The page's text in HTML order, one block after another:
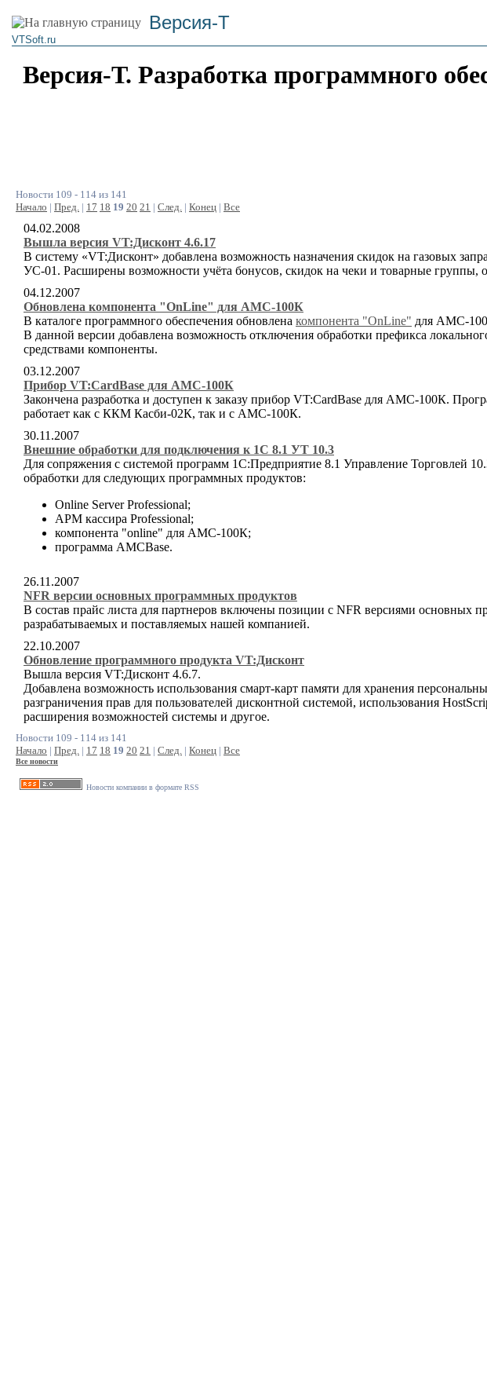
Версия-Т
VTSoft.ru
Версия-Т. Разработка программного
Новости 109 - 114 из 141
Начало | Пред. | 17 18 19 20 21 | След. | Конец | Все
04.02.2008
Вышла версия VT:Дисконт 4.6.17
В систему «VT:Дисконт» добавлена возможность назначения скидок на газовых
УС-01. Расширены возможности учёта бонусов, скидок на чеки и товарные группы,
04.12.2007
Обновлена компонента "OnLine" для АМС-100К
В каталоге программного обеспечения обновлена компонента "OnLine" для АМС-
В данной версии добавлена возможность отключения обработки префикса
средствами компоненты.
03.12.2007
Прибор VT:CardBase для АМС-100К
Закончена разработка и доступен к заказу прибор VT:CardBase для АМС-100К.
работает как с ККМ Касби-02К, так и с АМС-100К.
30.11.2007
Внешние обработки для подключения к 1С 8.1 УТ 10.3
Для сопряжения с системой программ 1С:Предприятие 8.1 Управление Торговлей
обработки для следующих программных продуктов:
Online Server Professional;
АРМ кассира Professional;
компонента "online" для АМС-100К;
программа AMCBase.
26.11.2007
NFR версии основных программных продуктов
В состав прайс листа для партнеров включены позиции с NFR версиями основных
разрабатываемых и поставляемых нашей компанией.
22.10.2007
Обновление программного продукта VT:Дисконт
Вышла версия VT:Дисконт 4.6.7.
Добавлена возможность использования смарт-карт памяти для хранения
разграничения прав для пользователей дисконтной системой, использования
расширения возможностей системы и другое.
Новости 109 - 114 из 141
Начало | Пред. | 17 18 19 20 21 | След. | Конец | Все
Все новости
Новости компании в формате RSS